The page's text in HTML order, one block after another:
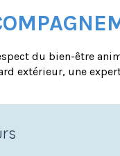
du bien-être
extérieur, une